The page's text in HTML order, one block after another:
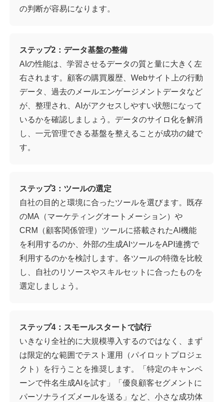
の判断が容易になります。
ステップ2：データ基盤の整備
AIの性能は、学習させるデータの質と量に大きく左
右されます。顧客の購買履歴、Webサイト上の行動
データ、過去のメールエンゲージメントデータなど
が、整理され、AIがアクセスしやすい状態になって
いるかを確認しましょう。データのサイロ化を解消
し、一元管理できる基盤を整えることが成功の鍵で
す。
ステップ3：ツールの選定
自社の目的と環境に合ったツールを選びます。既存
のMA（マーケティングオートメーション）や
CRM（顧客関係管理）ツールに搭載されたAI機能
を利用するのか、外部の生成AIツールをAPI連携で
利用するのかを検討します。各ツールの特徴を比較
し、自社のリソースやスキルセットに合ったものを
選定しましょう。
ステップ4：スモールスタートで試行
いきなり全社的に大規模導入するのではなく、まず
は限定的な範囲でテスト運用（パイロットプロジェ
クト）を行うことを推奨します。「特定のキャンペ
ーンで件名生成AIを試す」「優良顧客セグメントに
パーソナライズメールを送る」など、小さな成功体